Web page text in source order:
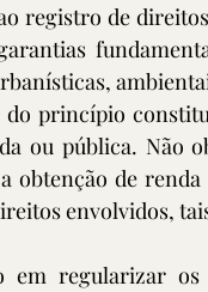
registro de
do princípio
ou pública. Não
de renda
envolvidos,
regularizar os